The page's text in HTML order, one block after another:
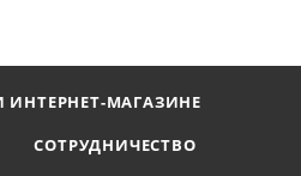
МАГАЗИНЕ
СОТРУДНИЧЕСТВО